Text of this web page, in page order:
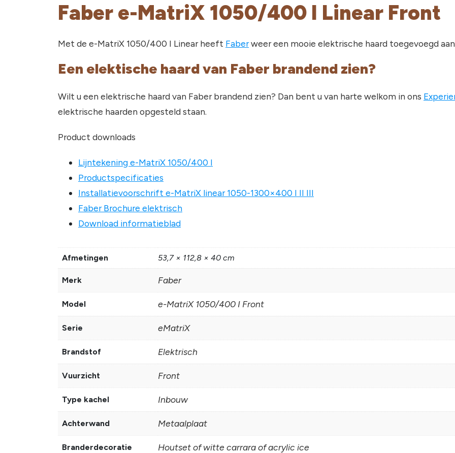
Faber e-MatriX 1050/400 I Linear Front
Met de e-MatriX 1050/400 I Linear heeft Faberweer een mooie elektrische haard toegevoegd
Een elektische haard van Faber brandend zien?
Wilt u een elektrische haard van Faber brandend zien? Dan bent u van harte welkom in ons
elektrische haarden opgesteld staan.
Product downloads
Lijntekening e-MatriX 1050/400 I
Productspecificaties
Installatievoorschrift e-MatriX linear 1050-1300×400 I II III
Faber Brochure elektrisch
Download informatieblad
Afmetingen 53,7 × 112,8 × 40 cm
Merk Faber
Model e-MatriX 1050/400 I Front
Serie eMatriX
Brandstof Elektrisch
Vuurzicht Front
Type kachel Inbouw
Achterwand Metaalplaat
Branderdecoratie Houtset of witte carrara of acrylic ice